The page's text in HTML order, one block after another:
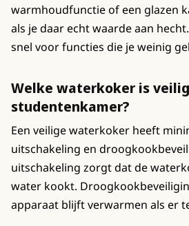
warmhoudfunctie of een glazen
als je daar echt waarde aan
snel voor functies die je weinig
Welke waterkoker is
studentenkamer?
Een veilige waterkoker heeft
uitschakeling en
uitschakeling zorgt dat de
water kookt.
apparaat blijft verwarmen als er